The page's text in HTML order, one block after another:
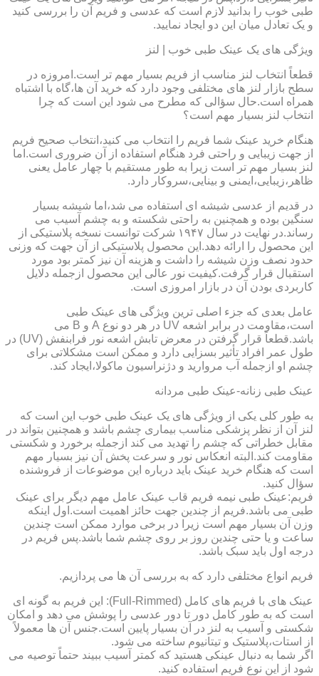
طبی خوب را بدانید لازم است که عدسی و فریم آن را بررسی کنید
و یک تعادل میان این دو ایجاد نمایید.
ویژگی های یک عینک طبی خوب | لنز
قطعاً انتخاب لنز مناسب از فریم بسیار مهم تر است.امروزه در
سطح بازار لنز های مختلفی وجود دارد که خرید آن ها،گاه با اشتباه
همراه است.حال سؤالی که مطرح می شود این است که چرا
انتخاب لنز بسیار مهم است؟
هنگام خرید عینک شما فریم را انتخاب می کنید،انتخاب صحیح فریم
از جهت زیبایی و راحتی فرد هنگام استفاده از آن ضروری است.اما
لنز بسیار مهم تر است زیرا به طور مستقیم با چهار عامل یعنی
ظاهر،زیبایی،ایمنی و بینایی،سروکار دارد.
در قدیم از عدسی شیشه ای استفاده می شد،اما شیشه بسیار
سنگین بوده و همچنین به راحتی شکسته و به چشم آسیب می
رساند.در نهایت در سال ۱۹۴۷ شرکت توانست نسخه پلاستیکی از
این محصول را ارائه دهد.این محصول پلاستیکی از آن جهت که وزنی
حدود نصف وزن شیشه را داشت و هزینه آن نیز کمتر بود مورد
استقبال قرار گرفت.کیفیت نور عالی این محصول ازجمله دلایل
کاربردی بودن آن در بازار امروزی است.
عامل بعدی که جزء اصلی ترین ویژگی های عینک طبی
است،مقاومت در برابر اشعه UV در هر دو نوع A و B می
باشد.قطعاً قرار گرفتن در معرض تابش اشعه نور فرابنفش (UV) در
طول عمر افراد تأثیر بسزایی دارد و ممکن است مشکلاتی برای
چشم او ازجمله آب مروارید و دژنراسیون ماکولا،ایجاد کند.
عینک طبی زنانه-عینک طبی مردانه
به طور کلی یکی از ویژگی های یک عینک طبی خوب این است که
لنز آن از نظر پزشکی مناسب بیماری چشم باشد و همچنین بتواند در
مقابل خطراتی که چشم را تهدید می کند ازجمله برخورد و شکستی
مقاومت کند.البته انعکاس نور و سرعت پخش آن نیز بسیار مهم
است که هنگام خرید عینک باید درباره این موضوعات از فروشنده
سؤال کنید.
فریم:عینک طبی نیمه فریم قاب عینک عامل مهم دیگر برای عینک
طبی می باشد.فریم از چندین جهت حائز اهمیت است.اول اینکه
وزن آن بسیار مهم است زیرا در برخی موارد ممکن است چندین
ساعت و یا حتی چندین روز بر روی چشم شما باشد.پس فریم در
درجه اول باید سبک باشد.
فریم انواع مختلفی دارد که به بررسی آن ها می پردازیم.
عینک های با فریم های کامل (Full-Rimmed): این فریم به گونه ای
است که به طور کامل دور تا دور عدسی را پوشش می دهد و امکان
شکستی و آسیب به لنز در آن بسیار پایین است.جنس آن ها معمولاً
از استات،پلاستیک و تیتانیوم ساخته می شود.
اگر شما به دنبال عینکی هستید که کمتر آسیب ببیند حتماً توصیه می
شود از این نوع فریم استفاده کنید.